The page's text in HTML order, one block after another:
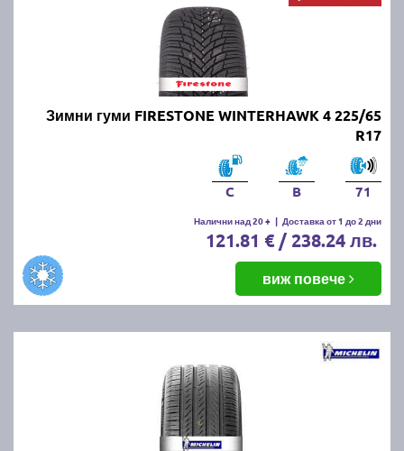
Зимни гуми FIRESTONE WINTERHAWK 4 225/65
R17
C B 71
Налични над 20 + | Доставка от 1 до 2 дни
121.81 € / 238.24 лв.
виж повече